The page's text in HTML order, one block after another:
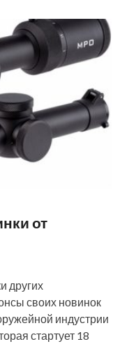
от
других
своих новинок
индустрии
стартует 18